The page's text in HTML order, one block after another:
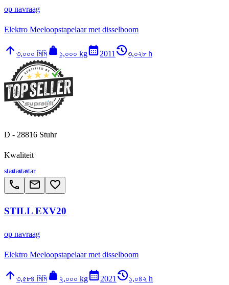
op navraag
Elektro Meeloopstapelaar met disselboom
arrow_upward ৩,০০০ মিমিweight ১,০০০ kgcalendar_month2011 history_2৩,০২৮ h
D - 28816 Stuhr
Kwaliteit
starstarstarstar
call email favorite_border
STILL EXV20
op navraag
Elektro Meeloopstapelaar met disselboom
arrow_upward ৩,৫৮৪ মিমিweight ২,০০০ kgcalendar_month2021 history_2১,০৪২ h